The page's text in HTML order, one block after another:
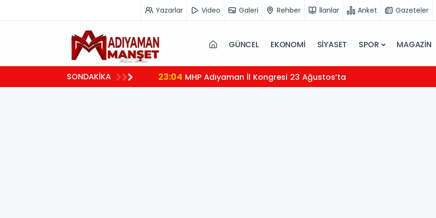
Yazarlar Video Galeri Rehber İlanlar Anket Gazeteler
GÜNCEL EKONOMİ SİYASET SPOR MAGAZİN
SONDAKİKA 23:04 MHP Adıyaman İl Kongresi 23 Ağustos’ta